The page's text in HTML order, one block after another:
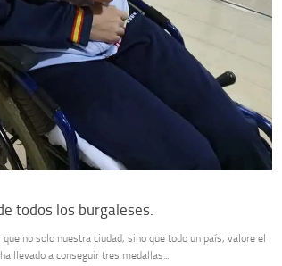
todos los burgaleses.
no solo nuestra ciudad, sino que todo un país, valore el
llevado a conseguir tres medallas...